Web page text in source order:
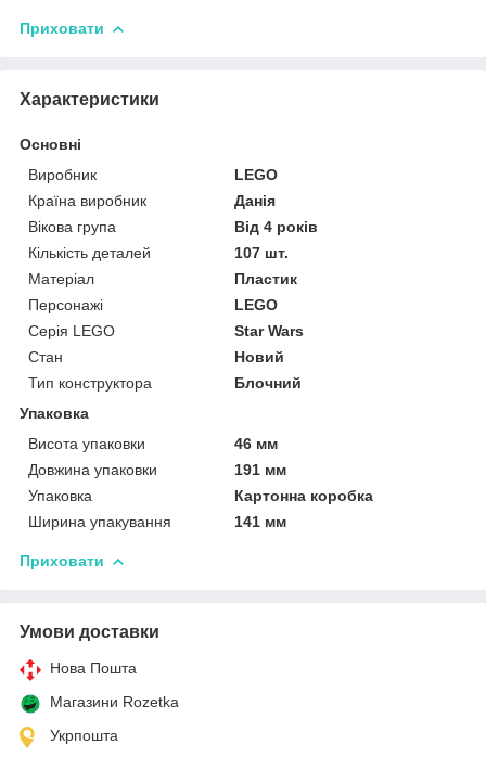
Приховати
Характеристики
Основні
Виробник
LEGO
Країна виробник
Данія
Вікова група
Від 4 років
Кількість деталей
107 шт.
Матеріал
Пластик
Персонажі
LEGO
Серія LEGO
Star Wars
Стан
Новий
Тип конструктора
Блочний
Упаковка
Висота упаковки
46 мм
Довжина упаковки
191 мм
Упаковка
Картонна коробка
Ширина упакування
141 мм
Приховати
Умови доставки
Нова Пошта
Магазини Rozetka
Укрпошта